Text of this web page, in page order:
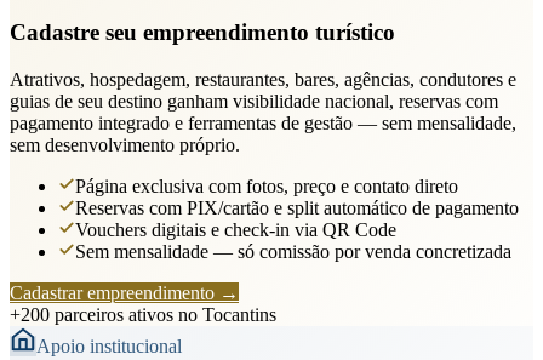
Cadastre seu empreendimento turístico
Atrativos, hospedagem, restaurantes, bares, agências, condutores e
guias de seu destino ganham visibilidade nacional, reservas com
pagamento integrado e ferramentas de gestão — sem mensalidade,
sem desenvolvimento próprio.
Página exclusiva com fotos, preço e contato direto
Reservas com PIX/cartão e split automático de pagamento
Vouchers digitais e check-in via QR Code
Sem mensalidade — só comissão por venda concretizada
Cadastrar empreendimento →
+200 parceiros ativos no Tocantins
Apoio institucional